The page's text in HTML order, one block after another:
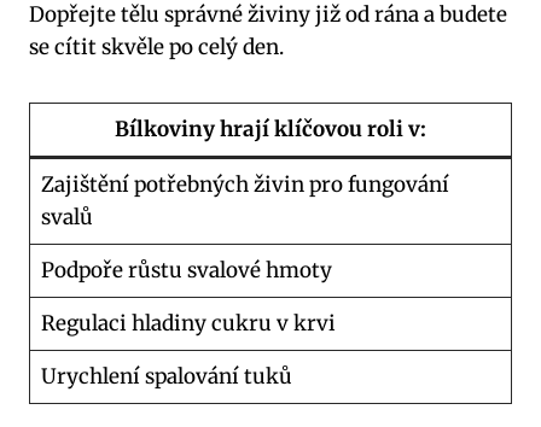
Dopřejte tělu správné živiny již od rána a budete
se cítit skvěle po celý den.
Bílkoviny hrají klíčovou roli v:
Zajištění potřebných živin pro fungování
svalů
Podpoře růstu svalové hmoty
Regulaci hladiny cukru v krvi
Urychlení spalování tuků